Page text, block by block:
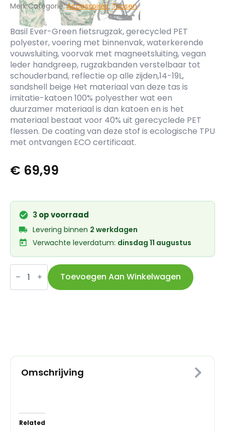
Merk:Categorie:Accessoires,Tassen
Basil Ever-Green fietsrugzak, gerecycled PET
polyester, voering met binnenvak, waterkerende
vouwsluiting, voorvak met magneetsluiting, vegan
leder handgreep, rugzakbanden verstelbaar tot
schouderband, reflectie op alle zijden,14-19L,
sandshell beige Het materiaal van deze tas is
imitatie-katoen 100% polyesther wat een
duurzamer materiaal is dan katoen en is het
materiaal bestaat voor 40% uit gerecyclede PET
flessen. De coating van deze stof is ecologische TPU
met ontvangen ECO certificaat.
€ 69,99
3 op voorraad
Levering binnen 2 werkdagen
Verwachte leverdatum: dinsdag 11 augustus
Basil
rugtas
Ever-
Green
Toevoegen Aan Winkelwagen
Omschrijving
Related